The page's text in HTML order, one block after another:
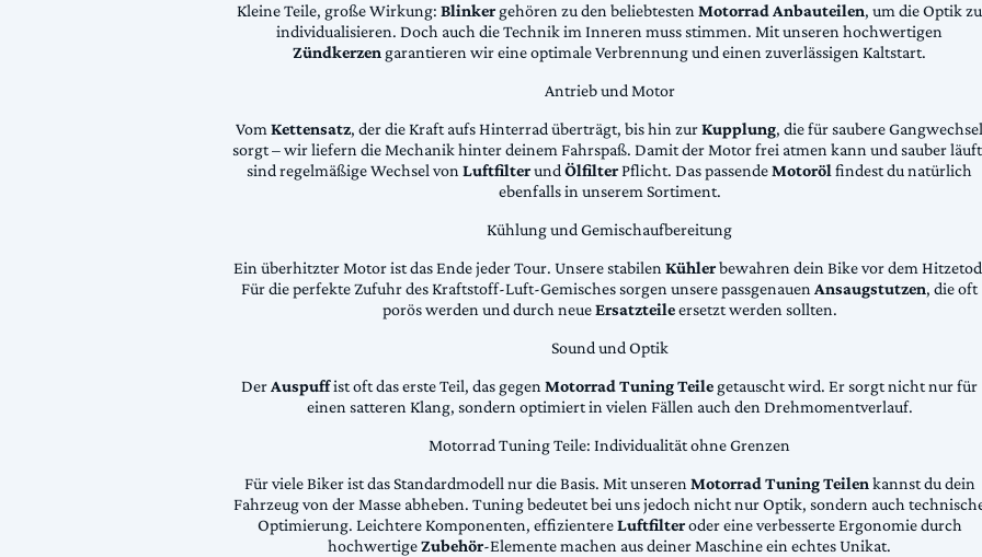
Kleine Teile, große Wirkung: Blinker gehören zu den beliebtestenMotorrad Anbauteilen, um die Optik zu
individualisieren. Doch auch die Technik im Inneren muss stimmen. Mit unseren hochwertigen
Zündkerzen garantieren wir eine optimale Verbrennung und einen zuverlässigen Kaltstart.
Antrieb und Motor
VomKettensatz, der die Kraft aufs Hinterrad überträgt, bis hin zurKupplung, die für saubere Gangwechsel
sorgt – wir liefern die Mechanik hinter deinem Fahrspaß. Damit der Motor frei atmen kann und sauber
sind regelmäßige Wechsel vonLuftfilterundÖlfilterPflicht. Das passendeMotorölfindest du natürlich
ebenfalls in unserem Sortiment.
Kühlung und Gemischaufbereitung
Ein überhitzter Motor ist das Ende jeder Tour. Unsere stabilenKühlerbewahren dein Bike vor dem
Für die perfekte Zufuhr des Kraftstoff-Luft-Gemisches sorgen unsere passgenauenAnsaugstutzen, die oft
porös werden und durch neueErsatzteileersetzt werden sollten.
Sound und Optik
DerAuspuffist oft das erste Teil, das gegenMotorrad Tuning Teile getauscht wird. Er sorgt nicht nur für
einen satteren Klang, sondern optimiert in vielen Fällen auch den Drehmomentverlauf.
Motorrad Tuning Teile: Individualität ohne Grenzen
Für viele Biker ist das Standardmodell nur die Basis. Mit unserenMotorrad Tuning Teilenkannst du dein
Fahrzeug von der Masse abheben. Tuning bedeutet bei uns jedoch nicht nur Optik, sondern auch
Optimierung. Leichtere Komponenten, effizientereLuftfilteroder eine verbesserte Ergonomie durch
hochwertigeZubehör-Elemente machen aus deiner Maschine ein echtes Unikat.